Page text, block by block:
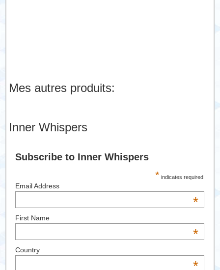
Mes autres produits:
Inner Whispers
Subscribe to Inner Whispers
* indicates required
Email Address
*
First Name
*
Country
*